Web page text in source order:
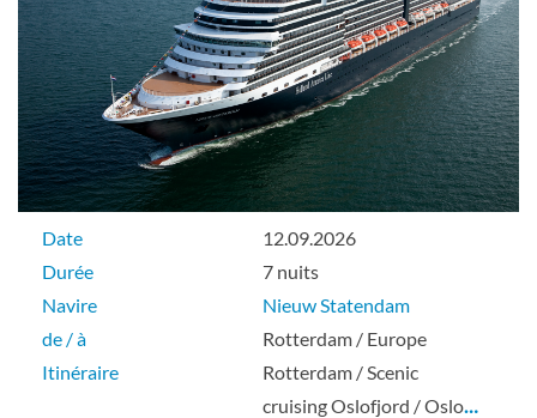
Grande Cabine Intérieure ou Standard
Pont Beethoven
Intérieure
Cabine intérieure avec spa
Date
12.09.2026
Durée
7 nuits
Navire
Nieuw Statendam
de / à
Rotterdam / Europe
Itinéraire
Rotterdam / Scenic
cruising Oslofjord / Oslo…